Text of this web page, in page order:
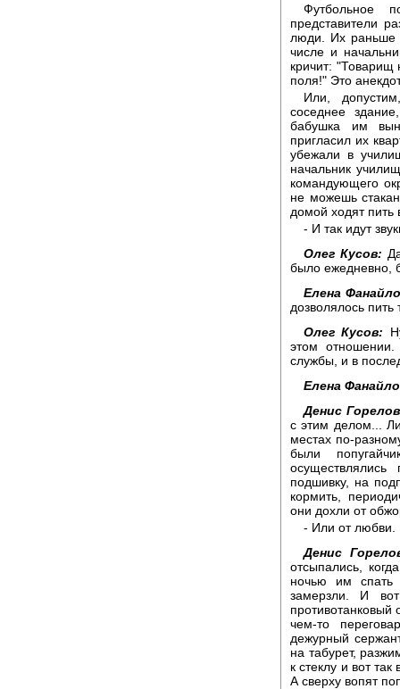
Футбольное
представители
люди. Их раньше
числе и
кричит: "Товарищ
поля!" Это
Или,
соседнее
бабушка им
пригласил их
убежали в
начальник
командующего
не можешь
домой ходят пить
- И так идут
Олег Кусов:
было ежедневно,
Елена
дозволялось
Олег Кусов:
этом
службы, и в
Елена
Денис
с этим делом...
местах по-
были
подшивку, на
кормить,
они дохли от
- Или от любви.
Денис
отсыпались,
ночью им
замерзли. И
противотанковый
чем-то
дежурный
на табурет,
к стеклу и вот
А сверху вопят